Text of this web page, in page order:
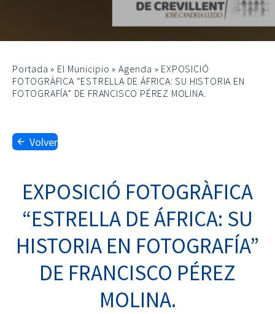
Portada » El Municipio »Agenda » EXPOSICIÓ
FOTOGRÀFICA “ESTRELLA DE ÁFRICA: SU HISTORIA EN
FOTOGRAFÍA” DE FRANCISCO PÉREZ MOLINA.
Volver
EXPOSICIÓ FOTOGRÀFICA
“ESTRELLA DE ÁFRICA: SU
HISTORIA EN FOTOGRAFÍA”
DE FRANCISCO PÉREZ
MOLINA.